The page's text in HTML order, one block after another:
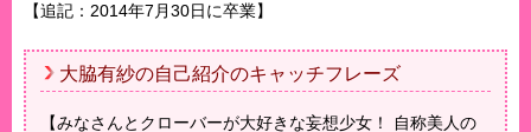
【追記：2014年7月30日に卒業】
大脇有紗の自己紹介のキャッチフレーズ
【みなさんとクローバーが大好きな妄想少女！ 自称美人の